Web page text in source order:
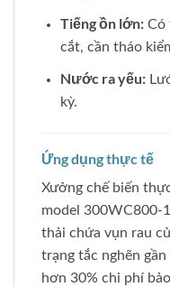
Tiếng ồn lớn:Có
cắt, cần tháo
Nước ra yếu:
kỳ.
Ứng dụng thực tế
Xưởng chế biến
model 300WC800-
thải chứa vụn rau
trạng tắc nghẽn
hơn 30% chi phí